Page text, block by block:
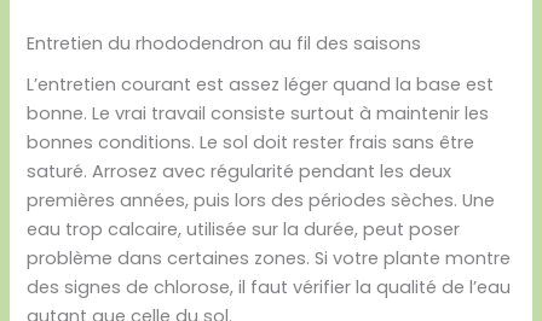
Entretien du rhododendron au fil des saisons
L’entretien courant est assez léger quand la base est
bonne. Le vrai travail consiste surtout à maintenir les
bonnes conditions. Le sol doit rester frais sans être
saturé. Arrosez avec régularité pendant les deux
premières années, puis lors des périodes sèches. Une
eau trop calcaire, utilisée sur la durée, peut poser
problème dans certaines zones. Si votre plante montre
des signes de chlorose, il faut vérifier la qualité de l’eau
autant que celle du sol.